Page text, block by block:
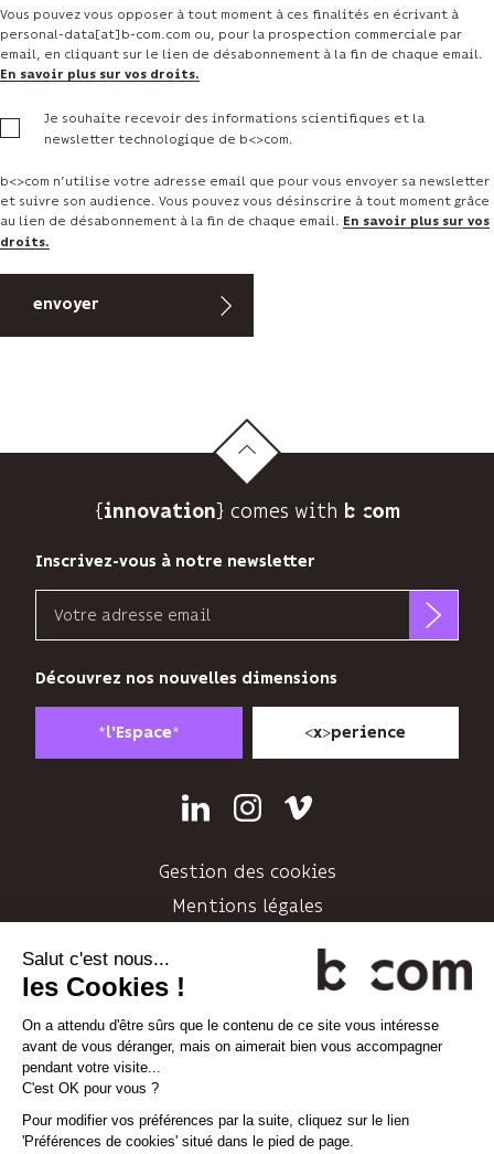
Vous pouvez vous opposer à tout moment à ces finalités en écrivant à
personal-data[at]b-com.com ou, pour la prospection commerciale par
email, en cliquant sur le lien de désabonnement à la fin de chaque email.
En savoir plus sur vos droits.
Je souhaite recevoir des informations scientifiques et la
newsletter technologique de b<>com.
b<>com n’utilise votre adresse email que pour vous envoyer sa newsletter
et suivre son audience. Vous pouvez vous désinscrire à tout moment grâce
au lien de désabonnement à la fin de chaque email.
En savoir plus sur vos
droits.
{innovation} comes with b>
Inscrivez-vous à notre newsletter
n’utilise
adresse
et
son
audience.
Vous
pouvez
vous
désinscrire
à
tout
Découvrez nos nouvelles dimensions
*l'Espace* <x>perience
LinkedinInstagram
Vimeo
Gestion des cookies
Mentions légales